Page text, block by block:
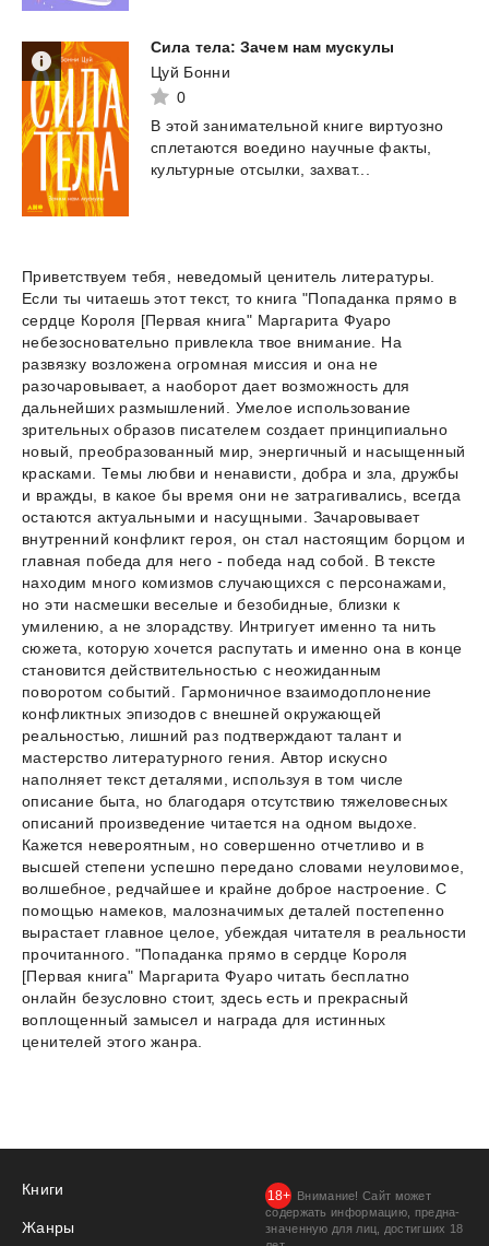
Сила тела: Зачем нам мускулы
Цуй Бонни
0
В этой занимательной книге виртуозно
сплетаются воедино научные факты,
культурные отсылки, захват...
Приветствуем тебя, неведомый ценитель литературы.
Если ты читаешь этот текст, то книга "Попаданка прямо в
сердце Короля [Первая книга" Маргарита Фуаро
небезосновательно привлекла твое внимание. На
развязку возложена огромная миссия и она не
разочаровывает, а наоборот дает возможность для
дальнейших размышлений. Умелое использование
зрительных образов писателем создает принципиально
новый, преобразованный мир, энергичный и насыщенный
красками. Темы любви и ненависти, добра и зла, дружбы
и вражды, в какое бы время они не затрагивались, всегда
остаются актуальными и насущными. Зачаровывает
внутренний конфликт героя, он стал настоящим борцом и
главная победа для него - победа над собой. В тексте
находим много комизмов случающихся с персонажами,
но эти насмешки веселые и безобидные, близки к
умилению, а не злорадству. Интригует именно та нить
сюжета, которую хочется распутать и именно она в конце
становится действительностью с неожиданным
поворотом событий. Гармоничное взаимодоплонение
конфликтных эпизодов с внешней окружающей
реальностью, лишний раз подтверждают талант и
мастерство литературного гения. Автор искусно
наполняет текст деталями, используя в том числе
описание быта, но благодаря отсутствию тяжеловесных
описаний произведение читается на одном выдохе.
Кажется невероятным, но совершенно отчетливо и в
высшей степени успешно передано словами неуловимое,
волшебное, редчайшее и крайне доброе настроение. С
помощью намеков, малозначимых деталей постепенно
вырастает главное целое, убеждая читателя в реальности
прочитанного. "Попаданка прямо в сердце Короля
[Первая книга" Маргарита Фуаро читать бесплатно
онлайн безусловно стоит, здесь есть и прекрасный
воплощенный замысел и награда для истинных
ценителей этого жанра.
Книги
Жанры
Внимание! Сайт может
содержать информацию, предна­
значенную для лиц, дости­гших 18